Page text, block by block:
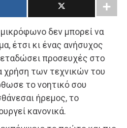
δεν μπορεί να
έτσι κι ένας ανήσυχος
προσευχές στο
χρήση των τεχνικών του
το νοητικό σου
ήρεμος, το
κανονικά.